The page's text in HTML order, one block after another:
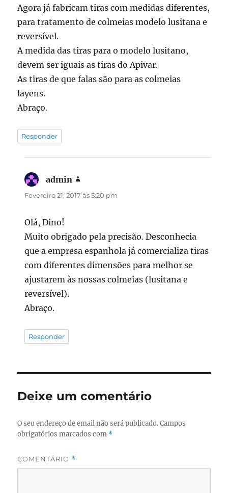
Agora já fabricam tiras com medidas diferentes,
para tratamento de colmeias modelo lusitana e
reversível.
A medida das tiras para o modelo lusitano,
devem ser iguais as tiras do Apivar.
As tiras de que falas são para as colmeias
layens.
Abraço.
Responder
admin
Fevereiro 21, 2017 às 5:20 pm
Olá, Dino!
Muito obrigado pela precisão. Desconhecia
que a empresa espanhola já comercializa tiras
com diferentes dimensões para melhor se
ajustarem às nossas colmeias (lusitana e
reversível).
Abraço.
Responder
Deixe um comentário
O seu endereço de email não será publicado. Campos
obrigatórios marcados com *
COMENTÁRIO *